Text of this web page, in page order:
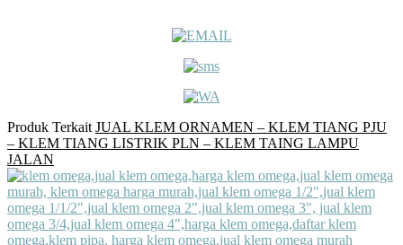
Produk Terkait JUAL KLEM ORNAMEN – KLEM TIANG PJU
– KLEM TIANG LISTRIK PLN – KLEM TAING LAMPU
JALAN